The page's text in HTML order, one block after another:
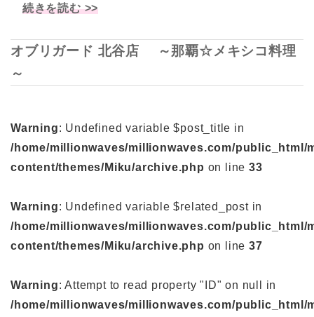
続きを読む >>
オブリガード 北谷店 ～那覇☆メキシコ料理
～
Warning: Undefined variable $post_title in
/home/millionwaves/millionwaves.com/public_html/
content/themes/Miku/archive.php on line33
Warning: Undefined variable $related_post in
/home/millionwaves/millionwaves.com/public_html/
content/themes/Miku/archive.php on line37
Warning: Attempt to read property "ID" on null in
/home/millionwaves/millionwaves.com/public_html/